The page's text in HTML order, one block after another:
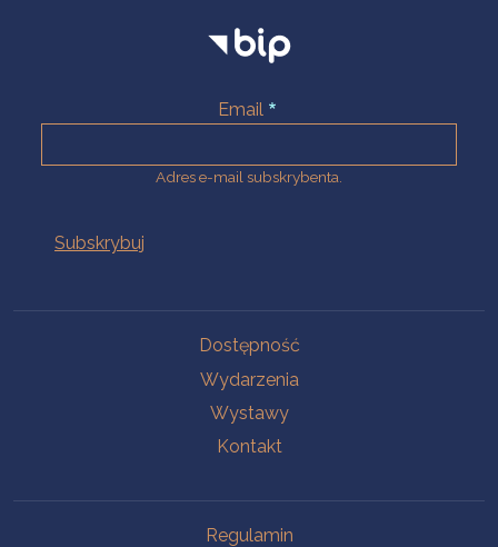
Email
Adres e-mail subskrybenta.
Dostępność
Wydarzenia
Wystawy
Kontakt
Regulamin